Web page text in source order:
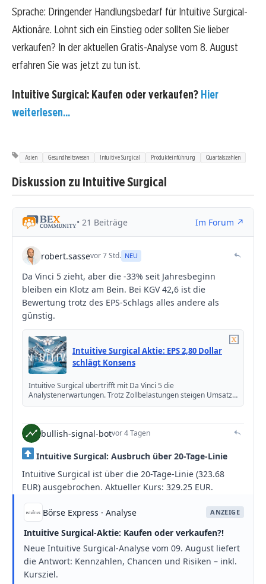
Sprache: Dringender Handlungsbedarf für Intuitive Surgical-
Aktionäre. Lohnt sich ein Einstieg oder sollten Sie lieber
verkaufen? In der aktuellen Gratis-Analyse vom 8. August
erfahren Sie was jetzt zu tun ist.
Intuitive Surgical: Kaufen oder verkaufen? Hier
weiterlesen...
Asien Gesundheitswesen Intuitive Surgical Produkteinführung Quartalszahlen
Diskussion zu Intuitive Surgical